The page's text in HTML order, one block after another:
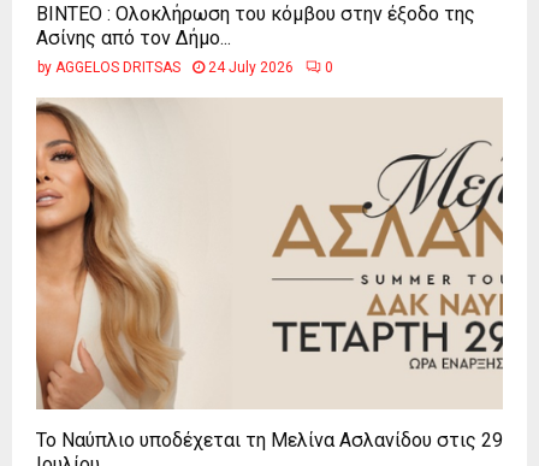
ΒΙΝΤΕΟ : Ολοκλήρωση του κόμβου στην έξοδο της
Ασίνης από τον Δήμο...
by AGGELOS DRITSAS 24 July 2026 0
Το Ναύπλιο υποδέχεται τη Μελίνα Ασλανίδου στις 29